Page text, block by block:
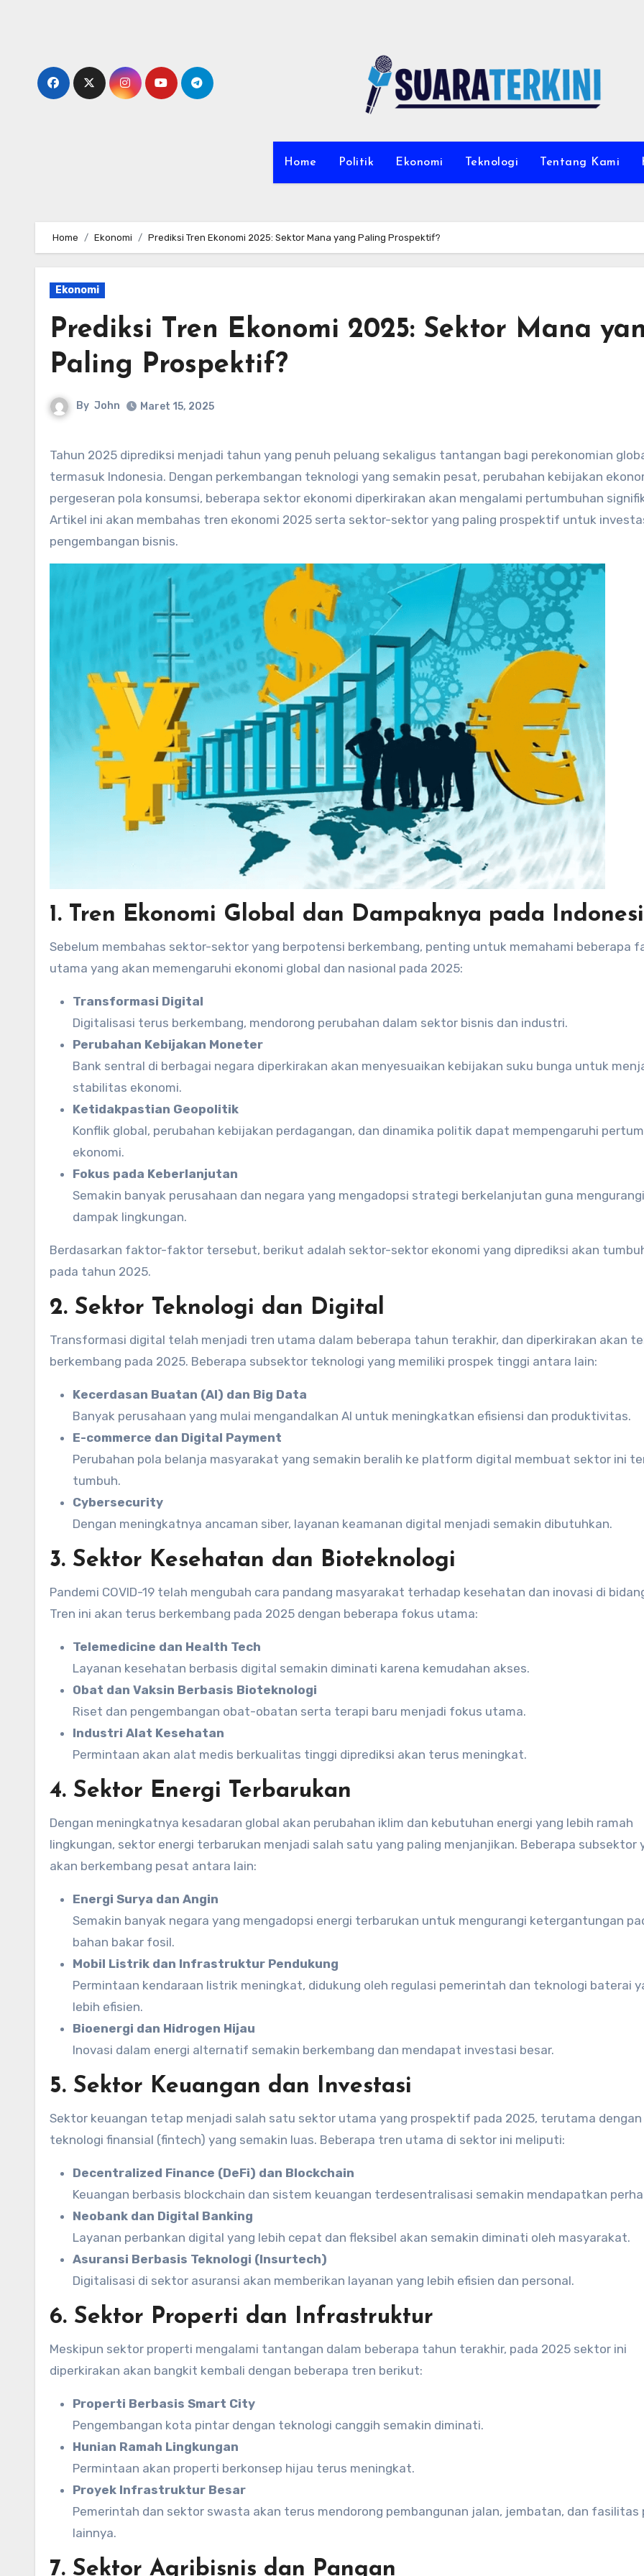
Home Politik Ekonomi Teknologi Tentang Kami
Home Ekonomi Prediksi Tren Ekonomi 2025: Sektor Mana yang Paling Prospektif?
Ekonomi
Prediksi Tren Ekonomi 2025: Sektor Mana
Paling Prospektif?
By John Maret 15, 2025
Tahun 2025 diprediksi menjadi tahun yang penuh peluang sekaligus tantangan bagi perekonomian global,
termasuk Indonesia. Dengan perkembangan teknologi yang semakin pesat, perubahan kebijakan
pergeseran pola konsumsi, beberapa sektor ekonomi diperkirakan akan mengalami pertumbuhan
Artikel ini akan membahas tren ekonomi 2025 serta sektor-sektor yang paling prospektif untuk
pengembangan bisnis.
1. Tren Ekonomi Global dan Dampaknya pada
Sebelum membahas sektor-sektor yang berpotensi berkembang, penting untuk memahami beberapa
utama yang akan memengaruhi ekonomi global dan nasional pada 2025:
Transformasi Digital
Digitalisasi terus berkembang, mendorong perubahan dalam sektor bisnis dan industri.
Perubahan Kebijakan Moneter
Bank sentral di berbagai negara diperkirakan akan menyesuaikan kebijakan suku bunga untuk
stabilitas ekonomi.
Ketidakpastian Geopolitik
Konflik global, perubahan kebijakan perdagangan, dan dinamika politik dapat mempengaruhi
ekonomi.
Fokus pada Keberlanjutan
Semakin banyak perusahaan dan negara yang mengadopsi strategi berkelanjutan guna mengurangi
dampak lingkungan.
Berdasarkan faktor-faktor tersebut, berikut adalah sektor-sektor ekonomi yang diprediksi akan
pada tahun 2025.
2. Sektor Teknologi dan Digital
Transformasi digital telah menjadi tren utama dalam beberapa tahun terakhir, dan diperkirakan akan
berkembang pada 2025. Beberapa subsektor teknologi yang memiliki prospek tinggi antara lain:
Kecerdasan Buatan (AI) dan Big Data
Banyak perusahaan yang mulai mengandalkan AI untuk meningkatkan efisiensi dan produktivitas.
E-commerce dan Digital Payment
Perubahan pola belanja masyarakat yang semakin beralih ke platform digital membuat sektor ini
tumbuh.
Cybersecurity
Dengan meningkatnya ancaman siber, layanan keamanan digital menjadi semakin dibutuhkan.
3. Sektor Kesehatan dan Bioteknologi
Pandemi COVID-19 telah mengubah cara pandang masyarakat terhadap kesehatan dan inovasi di
Tren ini akan terus berkembang pada 2025 dengan beberapa fokus utama:
Telemedicine dan Health Tech
Layanan kesehatan berbasis digital semakin diminati karena kemudahan akses.
Obat dan Vaksin Berbasis Bioteknologi
Riset dan pengembangan obat-obatan serta terapi baru menjadi fokus utama.
Industri Alat Kesehatan
Permintaan akan alat medis berkualitas tinggi diprediksi akan terus meningkat.
4. Sektor Energi Terbarukan
Dengan meningkatnya kesadaran global akan perubahan iklim dan kebutuhan energi yang lebih ramah
lingkungan, sektor energi terbarukan menjadi salah satu yang paling menjanjikan. Beberapa subsektor
akan berkembang pesat antara lain:
Energi Surya dan Angin
Semakin banyak negara yang mengadopsi energi terbarukan untuk mengurangi ketergantungan
bahan bakar fosil.
Mobil Listrik dan Infrastruktur Pendukung
Permintaan kendaraan listrik meningkat, didukung oleh regulasi pemerintah dan teknologi baterai
lebih efisien.
Bioenergi dan Hidrogen Hijau
Inovasi dalam energi alternatif semakin berkembang dan mendapat investasi besar.
5. Sektor Keuangan dan Investasi
Sektor keuangan tetap menjadi salah satu sektor utama yang prospektif pada 2025, terutama dengan
teknologi finansial (fintech) yang semakin luas. Beberapa tren utama di sektor ini meliputi:
Decentralized Finance (DeFi) dan Blockchain
Keuangan berbasis blockchain dan sistem keuangan terdesentralisasi semakin mendapatkan
Neobank dan Digital Banking
Layanan perbankan digital yang lebih cepat dan fleksibel akan semakin diminati oleh masyarakat.
Asuransi Berbasis Teknologi (Insurtech)
Digitalisasi di sektor asuransi akan memberikan layanan yang lebih efisien dan personal.
6. Sektor Properti dan Infrastruktur
Meskipun sektor properti mengalami tantangan dalam beberapa tahun terakhir, pada 2025 sektor ini
diperkirakan akan bangkit kembali dengan beberapa tren berikut:
Properti Berbasis Smart City
Pengembangan kota pintar dengan teknologi canggih semakin diminati.
Hunian Ramah Lingkungan
Permintaan akan properti berkonsep hijau terus meningkat.
Proyek Infrastruktur Besar
Pemerintah dan sektor swasta akan terus mendorong pembangunan jalan, jembatan, dan fasilitas
lainnya.
7. Sektor Agribisnis dan Pangan